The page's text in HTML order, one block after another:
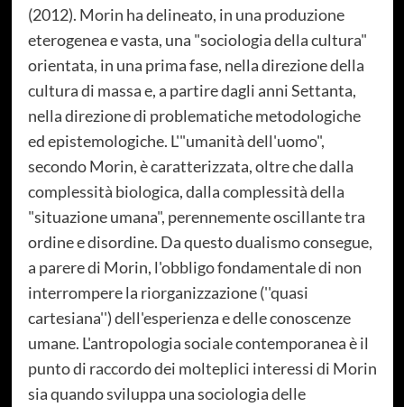
(2012). Morin ha delineato, in una produzione
eterogenea e vasta, una "sociologia della cultura"
orientata, in una prima fase, nella direzione della
cultura di massa e, a partire dagli anni Settanta,
nella direzione di problematiche metodologiche
ed epistemologiche. L'"umanità dell'uomo",
secondo Morin, è caratterizzata, oltre che dalla
complessità biologica, dalla complessità della
"situazione umana", perennemente oscillante tra
ordine e disordine. Da questo dualismo consegue,
a parere di Morin, l'obbligo fondamentale di non
interrompere la riorganizzazione (''quasi
cartesiana'') dell'esperienza e delle conoscenze
umane. L'antropologia sociale contemporanea è il
punto di raccordo dei molteplici interessi di Morin
sia quando sviluppa una sociologia delle